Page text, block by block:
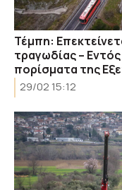
Τέμπη:
τραγωδίας –
πορίσματα της
29/02 15:12